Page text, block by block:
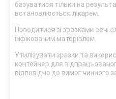
базуватися тільки на
встановлюється лікарем.
Поводитися зі зразками сечі
інфікованим матеріалом.
Утилізувати зразки та
контейнер для
відповідно до вимог чинного